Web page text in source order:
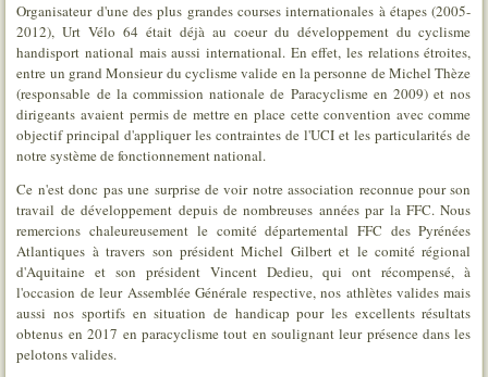
Organisateur d'une des plus grandes courses internationales à étapes (2005-
2012), Urt Vélo 64 était déjà au coeur du développement du cyclisme
handisport national mais aussi international. En effet, les relations étroites,
entre un grand Monsieur du cyclisme valide en la personne de Michel Thèze
(responsable de la commission nationale de Paracyclisme en 2009) et nos
dirigeants avaient permis de mettre en place cette convention avec comme
objectif principal d'appliquer les contraintes de l'UCI et les particularités de
notre système de fonctionnement national.
Ce n'est donc pas une surprise de voir notre association reconnue pour son
travail de développement depuis de nombreuses années par la FFC. Nous
remercions chaleureusement le comité départemental FFC des Pyrénées
Atlantiques à travers son président Michel Gilbert et le comité régional
d'Aquitaine et son président Vincent Dedieu, qui ont récompensé, à
l'occasion de leur Assemblée Générale respective, nos athlètes valides mais
aussi nos sportifs en situation de handicap pour les excellents résultats
obtenus en 2017 en paracyclisme tout en soulignant leur présence dans les
pelotons valides.